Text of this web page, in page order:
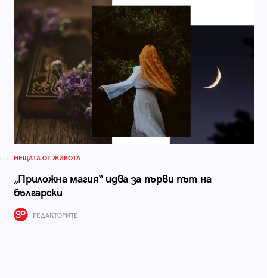
НЕЩАТА ОТ ЖИВОТА
„Приложна магия“ идва за първи път на
български
РЕДАКТОРИТЕ